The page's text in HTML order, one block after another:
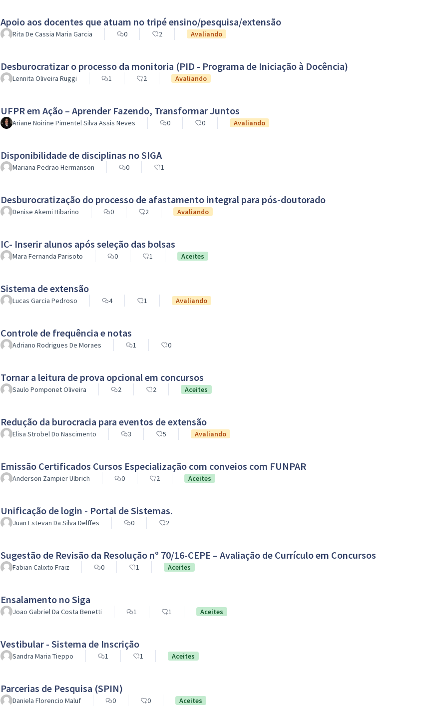
Apoio aos docentes que atuam no tripé ensino/pesquisa/extensão
Rita De Cassia Maria Garcia 0 2 Avaliando
Desburocratizar o processo da monitoria (PID - Programa de Iniciação à Docência)
Lennita Oliveira Ruggi 1 2 Avaliando
UFPR em Ação – Aprender Fazendo, Transformar Juntos
Ariane Noirine Pimentel Silva Assis Neves 0 0 Avaliando
Disponibilidade de disciplinas no SIGA
Mariana Pedrao Hermanson 0 1
Desburocratização do processo de afastamento integral para pós-doutorado
Denise Akemi Hibarino 0 2 Avaliando
IC- Inserir alunos após seleção das bolsas
Mara Fernanda Parisoto 0 1 Aceites
Sistema de extensão
Lucas Garcia Pedroso 4 1 Avaliando
Controle de frequência e notas
Adriano Rodrigues De Moraes 1 0
Tornar a leitura de prova opcional em concursos
Saulo Pomponet Oliveira 2 2 Aceites
Redução da burocracia para eventos de extensão
Elisa Strobel Do Nascimento 3 5 Avaliando
Emissão Certificados Cursos Especialização com conveios com FUNPAR
Anderson Zampier Ulbrich 0 2 Aceites
Unificação de login - Portal de Sistemas.
Juan Estevan Da Silva Delffes 0 2
Sugestão de Revisão da Resolução nº 70/16-CEPE – Avaliação de Currículo em Concursos
Fabian Calixto Fraiz 0 1 Aceites
Ensalamento no Siga
Joao Gabriel Da Costa Benetti 1 1 Aceites
Vestibular - Sistema de Inscrição
Sandra Maria Tieppo 1 1 Aceites
Parcerias de Pesquisa (SPIN)
Daniela Florencio Maluf 0 0 Aceites